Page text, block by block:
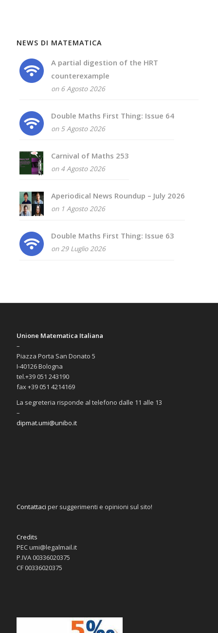
NEWS DI MATEMATICA
A partial digestion of the HRT
counterexample
on 6 Agosto 2026
Double Maths First Thing: Issue 64
on 5 Agosto 2026
Carnival of Maths 253
on 4 Agosto 2026
Aperiodical News Roundup – July 2026
on 1 Agosto 2026
Double Maths First Thing: Issue 63
on 29 Luglio 2026
Unione Matematica Italiana
–
Piazza Porta San Donato 5
I-40126 Bologna
tel.+39 051 243190
fax +39 051 4214169
La segreteria risponde al telefono dalle 11 alle 13
–
dipmat.umi@unibo.it
Contattaci per suggerimenti e opinioni sul sito!
Credits
PEC umi@legalmail.it
P.IVA 00336020375
CF 00336020375